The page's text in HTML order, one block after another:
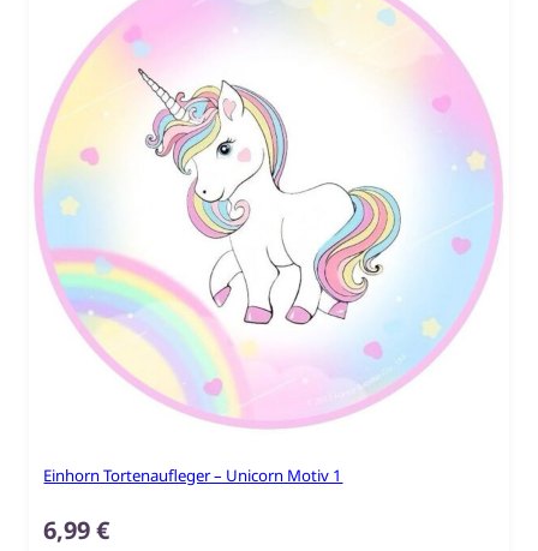
Einhorn Tortenaufleger – Unicorn Motiv 1
6,99€